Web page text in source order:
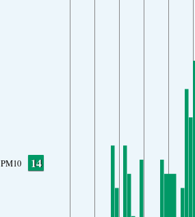
PM10 14